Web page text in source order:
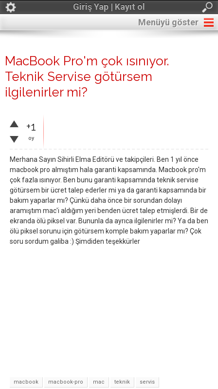
Giriş Yap | Kayıt ol
Menüyü göster
MacBook Pro'm çok ısınıyor.
Teknik Servise götürsem
ilgilenirler mi?
+1
oy
Merhana Sayın Sihirli Elma Editörü ve takipçileri. Ben 1 yıl önce
macbook pro almıştım hala garanti kapsamında. Macbook pro'm
çok fazla ısınıyor. Ben bunu garanti kapsamında teknik servise
götürsem bir ücret talep ederler mi ya da garanti kapsamında bir
bakım yaparlar mı? Çünkü daha önce bir sorundan dolayı
aramıştım mac'i aldığım yeri benden ücret talep etmişlerdi. Bir de
ekranda ölü piksel var. Bununla da ayrıca ilgilenirler mi? Ya da ben
ölü piksel sorunu için götürsem komple bakım yaparlar mı? Çok
soru sordum galiba :) Şimdiden teşekkürler
macbook macbook-pro mac teknik servis